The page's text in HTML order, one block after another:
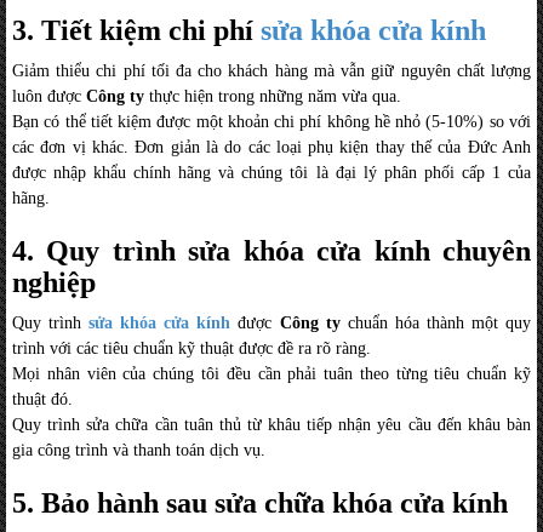
3. Tiết kiệm chi phí sửa khóa cửa kính
Giảm thiểu chi phí tối đa cho khách hàng mà vẫn giữ nguyên chất lượng
luôn được Công ty thực hiện trong những năm vừa qua.
Bạn có thể tiết kiệm được một khoản chi phí không hề nhỏ (5-10%) so với
các đơn vị khác. Đơn giản là do các loại phụ kiện thay thế của Đức Anh
được nhập khẩu chính hãng và chúng tôi là đại lý phân phối cấp 1 của
hãng.
4. Quy trình sửa khóa cửa kính chuyên
nghiệp
Quy trìnhsửa khóa cửa kính được Công tychuẩn hóa thành một quy
trình với các tiêu chuẩn kỹ thuật được đề ra rõ ràng.
Mọi nhân viên của chúng tôi đều cần phải tuân theo từng tiêu chuẩn kỹ
thuật đó.
Quy trình sửa chữa cần tuân thủ từ khâu tiếp nhận yêu cầu đến khâu bàn
gia công trình và thanh toán dịch vụ.
5. Bảo hành sau sửa chữa khóa cửa kính